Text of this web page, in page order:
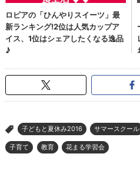
> 子どもと夏休み2016 サマースクール
子育て 教育 花まる学習会